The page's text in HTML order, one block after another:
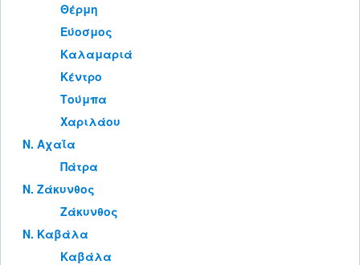
Θέρμη
Εύοσμος
Καλαμαριά
Κέντρο
Τούμπα
Χαριλάου
Ν. Αχαΐα
Πάτρα
Ν. Ζάκυνθος
Ζάκυνθος
Ν. Καβάλα
Καβάλα